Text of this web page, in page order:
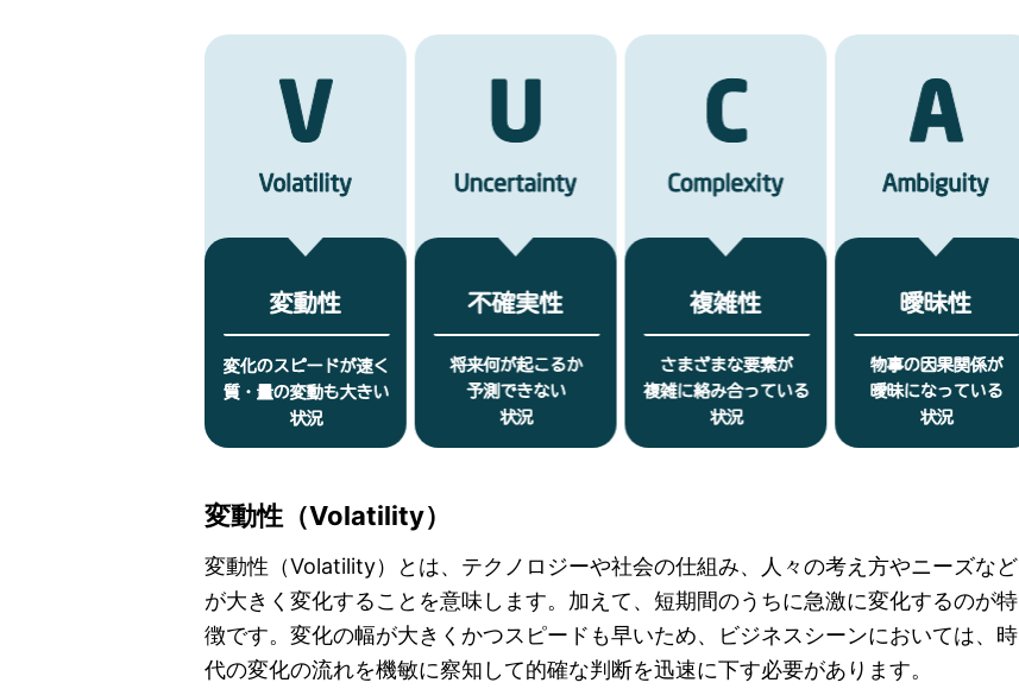
変動性（Volatility）
変動性（Volatility）とは、テクノロジーや社会の仕組み、人々の考え方やニーズなど
が大きく変化することを意味します。加えて、短期間のうちに急激に変化するのが特
徴です。変化の幅が大きくかつスピードも早いため、ビジネスシーンにおいては、時
代の変化の流れを機敏に察知して的確な判断を迅速に下す必要があります。